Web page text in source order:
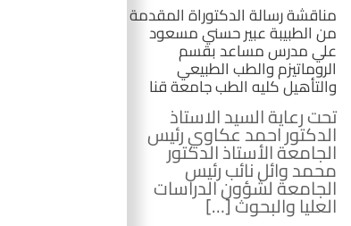
مناقشة رسالة الدكتوراة المقدمة
من الطبيبة عبير حسني مسعود
علي مدرس مساعد بقسم
الروماتيزم والطب الطبيعي
والتأهيل كليه الطب جامعة قنا
تحت رعاية السيد الاستاذ
الدكتور احمد عكاوي رئيس
الجامعة الأستاذ الدكتور
محمد وائل نائب رئيس
الجامعة لشؤون الدراسات
العليا والبحوث […]